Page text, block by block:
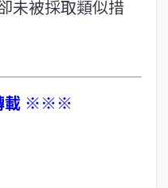
未被採取類似措
載 ※※※